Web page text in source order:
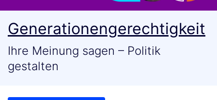
Generationengerechtigkeit
Ihre Meinung sagen – Politik
gestalten